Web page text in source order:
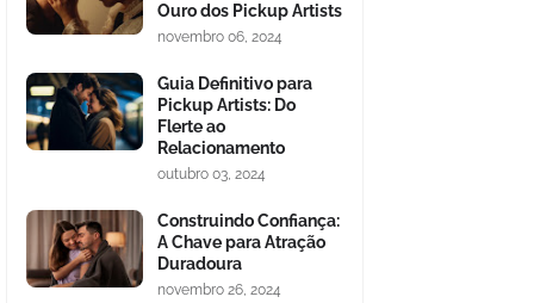
Ouro dos Pickup Artists
novembro 06, 2024
Guia Definitivo para
Pickup Artists: Do
Flerte ao
Relacionamento
outubro 03, 2024
Construindo Confiança:
A Chave para Atração
Duradoura
novembro 26, 2024